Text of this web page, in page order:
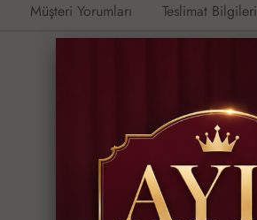
Müşteri Yorumları Teslimat Bilgileri